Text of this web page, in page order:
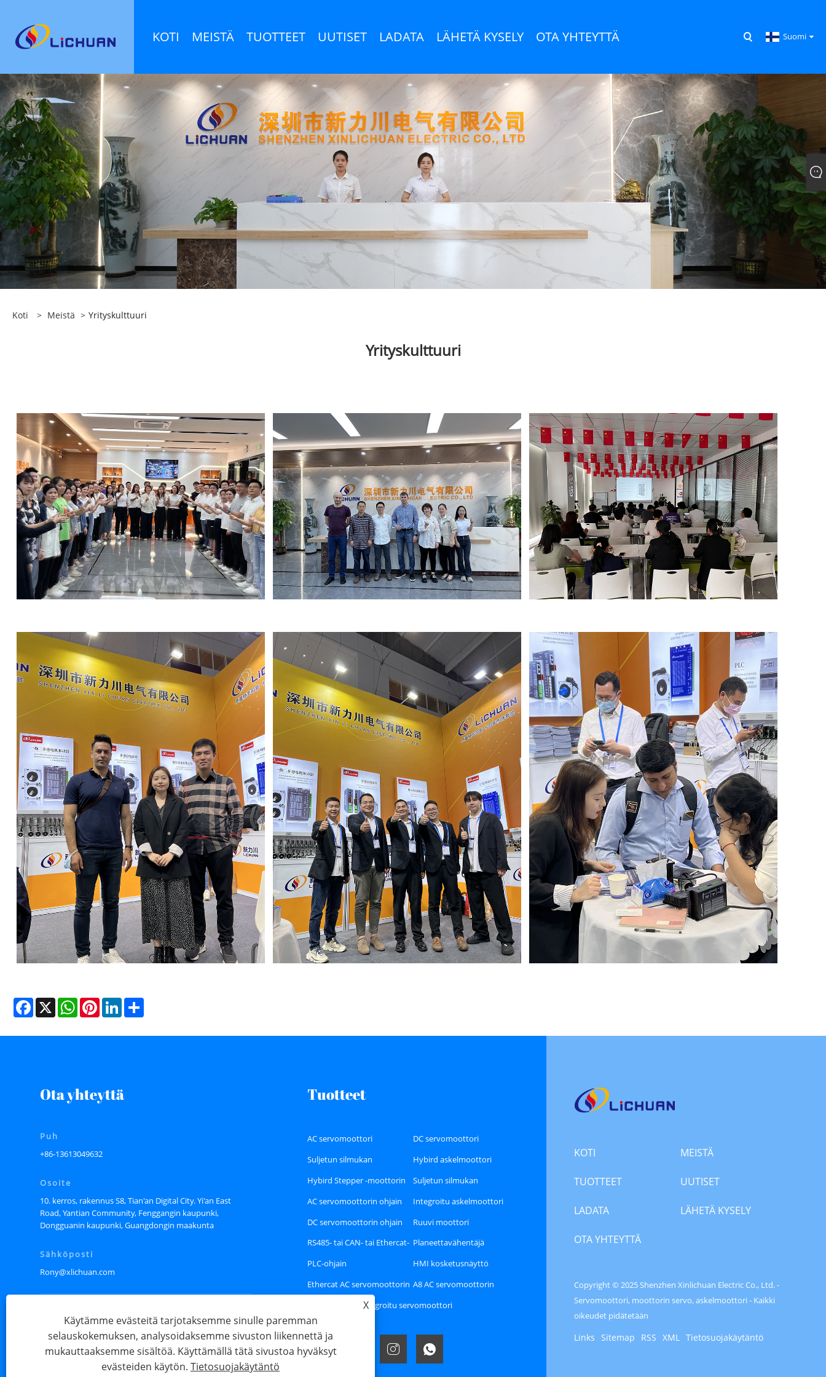
KOTI MEISTÄ TUOTTEET UUTISET LADATA LÄHETÄ KYSELY OTA YHTEYTTÄ Suomi
Koti > Meistä > Yrityskulttuuri
Yrityskulttuuri
Facebook
X WhatsAppPinterestLinkedIn
Ota yhteyttä
Puh
+86-13613049632
Osoite
10. kerros, rakennus S8, Tian'an Digital City. Yi'an East
Road, Yantian Community, Fenggangin kaupunki,
Dongguanin kaupunki, Guangdongin maakunta
Sähköposti
Rony@xlichuan.com
Tuotteet
AC servomoottori
DC servomoottori
Suljetun silmukan
askelmoottori
Hybird askelmoottori
Hybird Stepper -moottorin
ohjain
Suljetun silmukan
askelmoottorin ohjain
AC servomoottorin ohjain
Integroitu askelmoottori
DC servomoottorin ohjain
Ruuvi moottori
RS485- tai CAN- tai Ethercat-
väylätyyppinen Stepper
Driver
Planeettavähentäjä
PLC-ohjain
HMI kosketusnäyttö
Ethercat AC servomoottorin A8 AC servomoottorin
ohjainsarja
Integroitu servomoottori
KOTI MEISTÄ
TUOTTEET UUTISET
LADATA LÄHETÄ KYSELY
OTA YHTEYTTÄ
Copyright © 2025 Shenzhen Xinlichuan Electric Co., Ltd. -
Servomoottori, moottorin servo, askelmoottori - Kaikki
oikeudet pidätetään
Links Sitemap RSS XML Tietosuojakäytäntö
X
Käytämme evästeitä tarjotaksemme sinulle paremman
selauskokemuksen, analysoidaksemme sivuston liikennettä ja
mukauttaaksemme sisältöä. Käyttämällä tätä sivustoa hyväksyt
evästeiden käytön. Tietosuojakäytäntö